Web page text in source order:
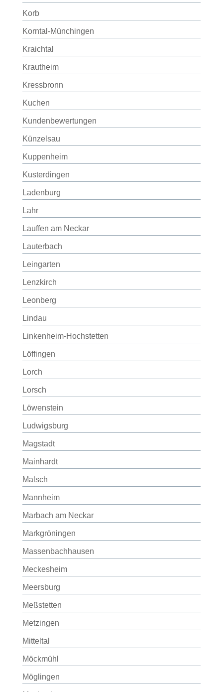
Korb
Korntal-Münchingen
Kraichtal
Krautheim
Kressbronn
Kuchen
Kundenbewertungen
Künzelsau
Kuppenheim
Kusterdingen
Ladenburg
Lahr
Lauffen am Neckar
Lauterbach
Leingarten
Lenzkirch
Leonberg
Lindau
Linkenheim-Hochstetten
Löffingen
Lorch
Lorsch
Löwenstein
Ludwigsburg
Magstadt
Mainhardt
Malsch
Mannheim
Marbach am Neckar
Markgröningen
Massenbachhausen
Meckesheim
Meersburg
Meßstetten
Metzingen
Mitteltal
Möckmühl
Möglingen